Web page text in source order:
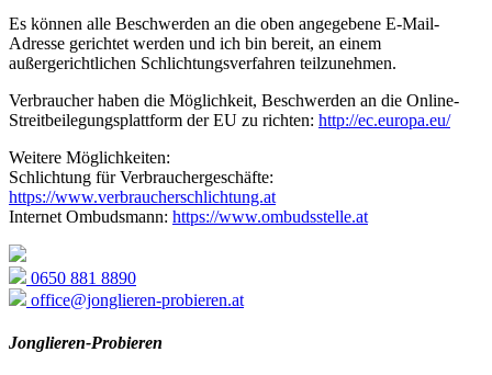
Es können alle Beschwerden an die oben angegebene E-Mail-
Adresse gerichtet werden und ich bin bereit, an einem
außergerichtlichen Schlichtungsverfahren teilzunehmen.
Verbraucher haben die Möglichkeit, Beschwerden an die Online-
Streitbeilegungsplattform der EU zu richten: http://ec.europa.eu/
Weitere Möglichkeiten:
Schlichtung für Verbrauchergeschäfte:
https://www.verbraucherschlichtung.at
Internet Ombudsmann: https://www.ombudsstelle.at
0650 881 8890
office@jonglieren-probieren.at
Jonglieren-Probieren